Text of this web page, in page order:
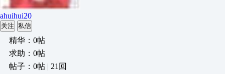
ahuihui20
关注 私信
精华：0帖
求助：0帖
帖子：0帖 | 21回